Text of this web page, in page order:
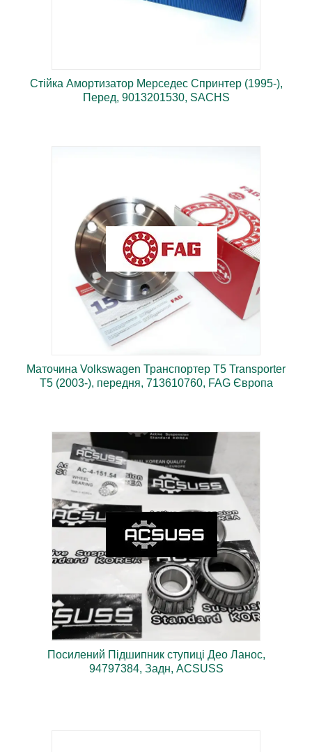
Стійка Амортизатор Мерседес Спринтер (1995-),
Перед, 9013201530, SACHS
Деталі німецького виробництва,
преміум якість.
Маточина Volkswagen Транспортер Т5 Transporter
T5 (2003-), передня, 713610760, FAG Європа
Посилений Підшипник ступиці Део Ланос,
94797384, Задн, ACSUSS